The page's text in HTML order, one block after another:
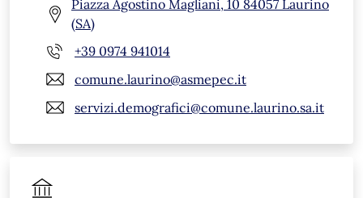
Piazza Agostino Magliani, 10 84057 Laurino
(SA)
+39 0974 941014
comune.laurino@asmepec.it
servizi.demografici@comune.laurino.sa.it